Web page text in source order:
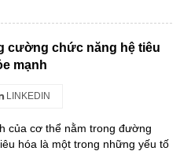
cường chức năng hệ tiêu
mạnh
LINKEDIN
của cơ thể nằm trong đường
hóa là một trong những yếu tố